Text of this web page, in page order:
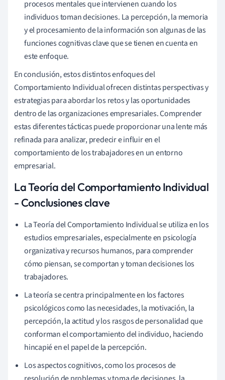
procesos mentales que intervienen cuando los
individuos toman decisiones. La percepción, la memoria
y el procesamiento de la información son algunas de las
funciones cognitivas clave que se tienen en cuenta en
este enfoque.
En conclusión, estos distintos enfoques del
Comportamiento Individual ofrecen distintas perspectivas y
estrategias para abordar los retos y las oportunidades
dentro de las organizaciones empresariales. Comprender
estas diferentes tácticas puede proporcionar una lente más
refinada para analizar, predecir e influir en el
comportamiento de los trabajadores en un entorno
empresarial.
La Teoría del Comportamiento Individual
- Conclusiones clave
La Teoría del Comportamiento Individual se utiliza en los
estudios empresariales, especialmente en psicología
organizativa y recursos humanos, para comprender
cómo piensan, se comportan y toman decisiones los
trabajadores.
La teoría se centra principalmente en los factores
psicológicos como las necesidades, la motivación, la
percepción, la actitud y los rasgos de personalidad que
conforman el comportamiento del individuo, haciendo
hincapié en el papel de la percepción.
Los aspectos cognitivos, como los procesos de